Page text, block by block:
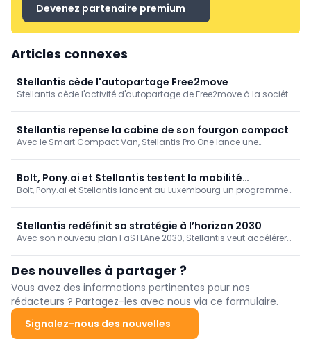
Devenez partenaire premium
Articles connexes
Stellantis cède l'autopartage Free2move
Stellantis cède l'activité d'autopartage de Free2move à la société
être finalisée d'ici la fin de 2026.
Stellantis repense la cabine de son fourgon compact
Avec le Smart Compact Van, Stellantis Pro One lance une
maîtrisé sont au cœur du projet.
Bolt, Pony.ai et Stellantis testent la mobilité
autonome au Luxembourg
Bolt, Pony.ai et Stellantis lancent au Luxembourg un programme
futur de services sans conducteur.
Stellantis redéfinit sa stratégie à l’horizon 2030
Avec son nouveau plan FaSTLAne 2030, Stellantis veut accélérer
technologiques et industriels.
Des nouvelles à partager ?
Vous avez des informations pertinentes pour nos
rédacteurs ? Partagez-les avec nous via ce formulaire.
Signalez-nous des nouvelles